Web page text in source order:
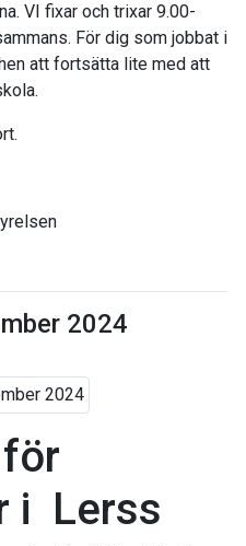
VI fixar och trixar 9.00-
För dig som jobbat i
att fortsätta lite med att
2024
i Lerss